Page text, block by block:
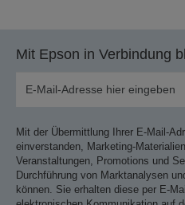
Mit Epson in Verbindung
Mit der Übermittlung Ihrer E-Mail-
einverstanden, Marketing-
Veranstaltungen, Promotions und
Durchführung von Marktanalysen
können. Sie erhalten diese per E-